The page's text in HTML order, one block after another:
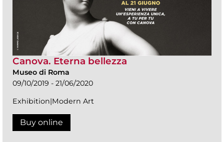
Canova. Eterna bellezza
Museo di Roma
09/10/2019 - 21/06/2020
Exhibition|Modern Art
Buy online